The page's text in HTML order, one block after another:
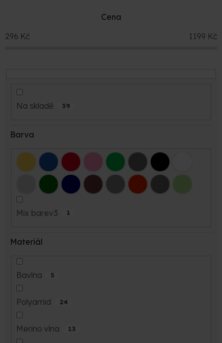
Cena
296 Kč 1199 Kč
Na skladě 39
Barva
Mix barev3 1
Materiál
Bavlna 5
Polyamid 24
Merino vlna 13